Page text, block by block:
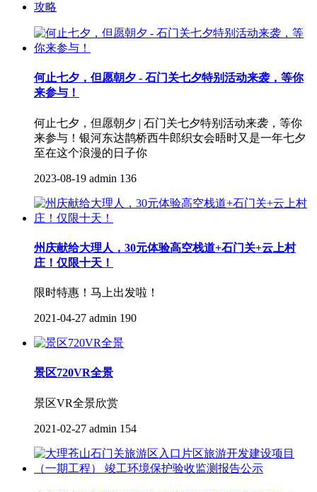
攻略
何止七夕，但愿朝夕 - 石门关七夕特别活动来袭，等你
来参与！
何止七夕，但愿朝夕 | 石门关七夕特别活动来袭，等你
来参与！银河东达鹊桥西牛郎织女会晤时又是一年七夕
至在这个浪漫的日子你
2023-08-19 admin 136
州庆献给大理人，30元体验高空栈道+石门关+云上村
庄！仅限十天！
限时特惠！马上出发啦！
2021-04-27 admin 190
景区720VR全景
景区VR全景欣赏
2021-02-27 admin 154